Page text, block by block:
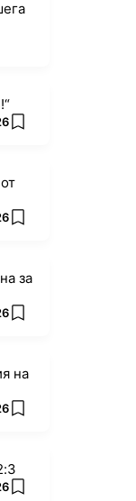
add favorites
add favorites
за
add favorites
на
add favorites
Мексико - Англия 2:3
add favorites